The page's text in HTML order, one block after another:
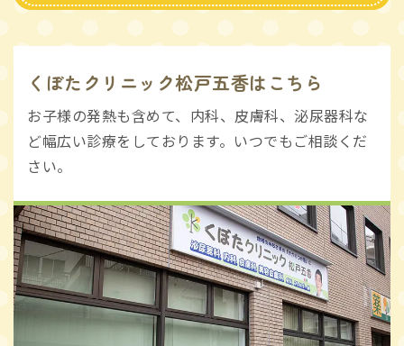
くぼたクリニック松戸五香はこちら
お子様の発熱も含めて、内科、皮膚科、泌尿器科な
ど幅広い診療をしております。いつでもご相談くだ
さい。